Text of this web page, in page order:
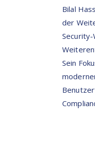
Bilal
der
Sein